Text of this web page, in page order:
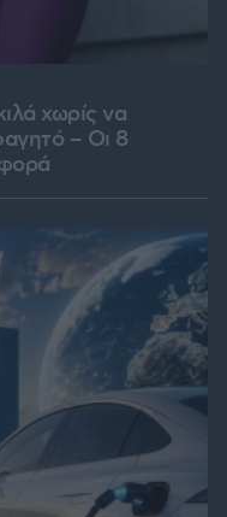
χωρίς να
– Οι 8